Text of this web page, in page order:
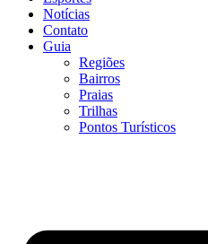
Notícias
Contato
Guia
Regiões
Bairros
Praias
Trilhas
Pontos Turísticos